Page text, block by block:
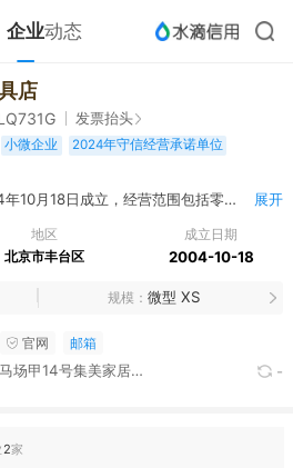
企业动态
店
发票抬头
小微企业
2024年守信经营承诺单位
简介：北京袁友开家具店,2004年10月18日成立，经营范围包括零售：家具。（市场主体依法自主选择经营项目，开展经营活动；依法须经批准的项目，经相关部门批准后依批准的内容开展经营活动；不得从事国家和本市产业政策禁止和限制类项目的经营活动。） 展开
地区
北京市丰台区
成立日期
2004-10-18
规模 微型 XS
官网 邮箱
北京市丰台区永外大红门西马场甲14号集美家居市场3123号 -
2家